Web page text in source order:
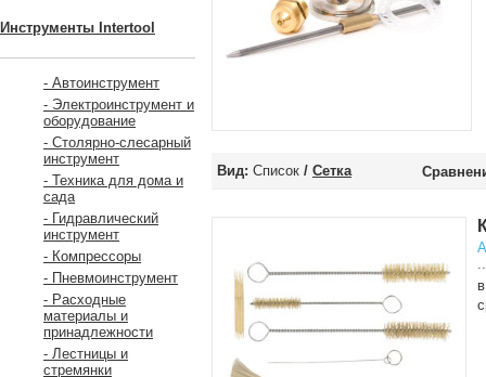
Инструменты Intertool
- Автоинструмент
- Электроинструмент и
оборудование
- Столярно-слесарный
инструмент
- Техника для дома и
сада
- Гидравлический
инструмент
- Компрессоры
- Пневмоинструмент
- Расходные
материалы и
принадлежности
- Лестницы и
стремянки
Вид: Список / Сетка
..